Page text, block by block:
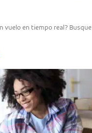
vuelo en tiempo real? Busque